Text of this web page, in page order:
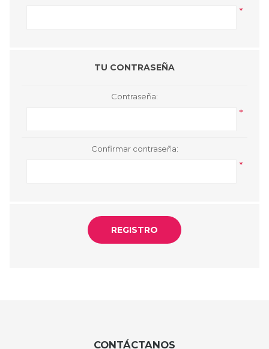
*
TU CONTRASEÑA
Contraseña:
*
Confirmar contraseña:
*
CONTÁCTANOS